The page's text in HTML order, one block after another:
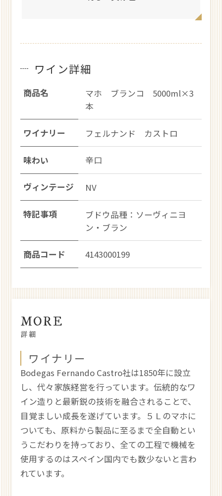
ワイン詳細
商品名
マホ ブランコ 5000ml×3
本
ワイナリー フェルナンド カストロ
味わい 辛口
ヴィンテージ NV
特記事項
ブドウ品種：ソーヴィニヨ
ン・ブラン
商品コード 4143000199
MORE
詳細
ワイナリー
Bodegas Fernando Castro社は1850年に設立
し、代々家族経営を行っています。伝統的なワ
イン造りと最新鋭の技術を融合されることで、
目覚ましい成長を遂げています。５Ｌのマホに
ついても、原料から製品に至るまで全自動とい
うこだわりを持っており、全ての工程で機械を
使用するのはスペイン国内でも数少ないと言わ
れています。